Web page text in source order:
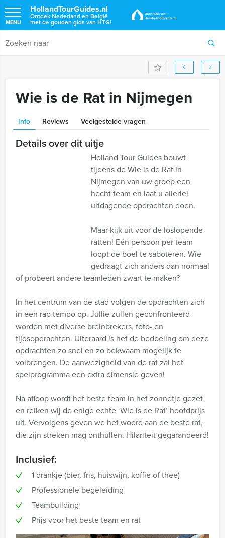
HollandTourGuides.nl
Ontdek Nederland en België
met de gouden gids van HTG!
MENU
Wie is de Rat in Nijmegen
Info Reviews Veelgestelde vragen
Details over dit uitje
Holland Tour Guides bouwt
tijdens de Wie is de Rat in
Nijmegen van uw groep een
hecht team en laat u allerlei
uitdagende opdrachten doen.
Maar kijk uit voor de loslopende
ratten! Eén persoon per team
loopt de boel te saboteren. Wie
gedraagt zich anders dan normaal
of probeert andere teamleden zwart te maken?
In het centrum van de stad volgen de opdrachten zich
in een rap tempo op. Jullie zullen geconfronteerd
worden met diverse breinbrekers, foto- en
tijdsopdrachten. Uiteraard is het de bedoeling om deze
opdrachten zo snel en zo bekwaam mogelijk te
volbrengen. De aanwezigheid van de rat zal het
spelprogramma een extra dimensie geven!
Na afloop wordt het beste team in het zonnetje gezet
en reiken wij de enige echte ‘Wie is de Rat’ hoofdprijs
uit. Vervolgens geven we het woord aan de beste rat,
die zijn streken mag onthullen. Hilariteit gegarandeerd!
Inclusief:
1 drankje (bier, fris, huiswijn, koffie of thee)
Professionele begeleiding
Teambuilding
Prijs voor het beste team en rat